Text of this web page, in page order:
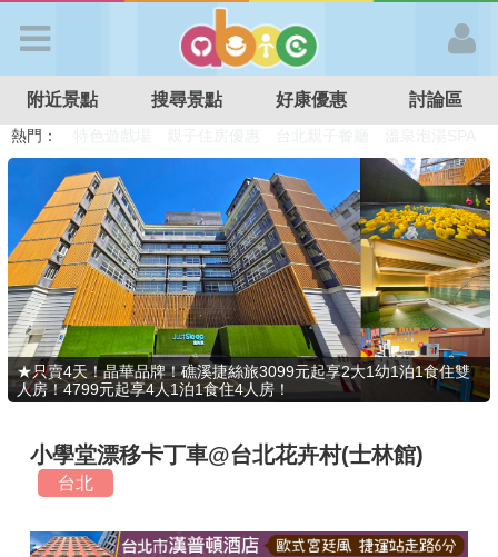
APP登入
首 頁
搜尋景點
好康優惠
最新消息
最新留言
商家合作
附近景點 搜尋景點 好康優惠 討論區
熱門：
特色遊戲場
親子住房優惠 台北親子餐廳 溫泉泡湯SPA
★只賣4天！晶華品牌！礁溪捷絲旅3099元起享2大1幼1泊1食住雙
人房！4799元起享4人1泊1食住4人房！
小學堂漂移卡丁車@台北花卉村(士林館)
台北